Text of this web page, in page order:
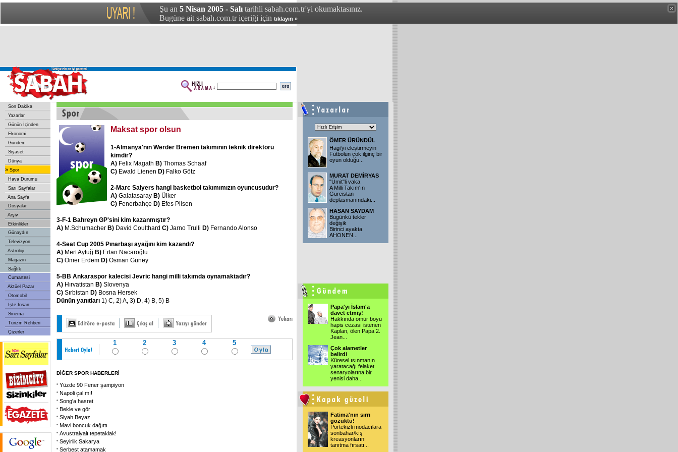
Şu an 5 Nisan 2005 - Salı tarihli sabah.com.tr'yi okumaktasınız.
Bugüne ait sabah.com.tr içeriği için tıklayın »
Son Dakika
Yazarlar
Günün İçinden
Ekonomi
Gündem
Siyaset
Dünya
» Spor
Hava Durumu
Sarı Sayfalar
Ana Sayfa
Dosyalar
Arşiv
Etkinlikler
Günaydın
Televizyon
Astroloji
Magazin
Sağlık
Cumartesi
Aktüel Pazar
Otomobil
İşte İnsan
Sinema
Turizm Rehberi
Çizerler
Maksat spor olsun
1-Almanya'nın Werder Bremen takımının teknik direktörü
kimdir?
A) Felix Magath B) Thomas Schaaf
C) Ewald Lienen D) Falko Götz
2-Marc Salyers hangi basketbol takımımızın oyuncusudur?
A) Galatasaray B) Ülker
C) Fenerbahçe D) Efes Pilsen
3-F-1 Bahreyn GP'sini kim kazanmıştır?
A) M.Schumacher B) David Coulthard C) Jarno Trulli D) Fernando Alonso
4-Seat Cup 2005 Pınarbaşı ayağını kim kazandı?
A) Mert Aytuğ B) Ertan Nacaroğlu
C) Ömer Erdem D) Osman Güney
5-BB Ankaraspor kalecisi Jevric hangi milli takımda oynamaktadır?
A) Hırvatistan B) Slovenya
C) Sırbistan D) Bosna Hersek
Dünün yanıtları 1) C, 2) A, 3) D, 4) B, 5) B
1 2 3 4 5
DİĞER SPOR HABERLERİ
Yüzde 90 Fener şampiyon
Napoli çalımı!
Song'a hasret
Bekle ve gör
Siyah Beyaz
Mavi boncuk dağıttı
Avustralyalı tepetaklak!
Seyirlik Sakarya
Serbest atamamak
ÖMER ÜRÜNDÜL
Hagi'yi eleştirmeyin
Futbolun çok ilginç bir
oyun olduğu...
MURAT DEMİRYAS
"Ümit"li vaka
A Milli Takım'ın
Gürcistan
deplasmanındaki...
HASAN SAYDAM
Bugünkü tekler
değişik
Birinci ayakta
AHONEN...
Papa'yı İslam'a
davet etmiş!
Hakkında ömür boyu
hapis cezası istenen
Kaplan, ölen Papa 2.
Jean...
Çok alametler
belirdi
Küresel ısınmanın
yaratacağı felaket
senaryolarına bir
yenisi daha...
Fatima'nın sırrı
gözüktü!
Portekizli modacılara
sonbahar/kış
kreasyonlarını
tanıtma fırsatı...